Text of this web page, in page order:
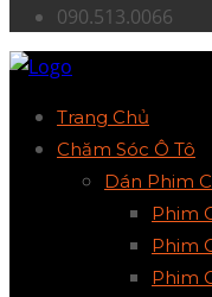
090.513.0066
Trang Chủ
Chăm Sóc Ô Tô
Dán Phim
Phim
Phim
Phim